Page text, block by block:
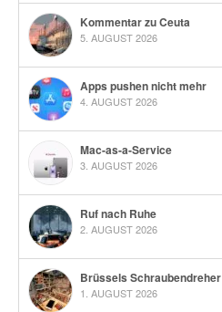
Kommentar zu Ceuta
5. AUGUST 2026
Apps pushen nicht mehr
4. AUGUST 2026
Mac-as-a-Service
3. AUGUST 2026
Ruf nach Ruhe
2. AUGUST 2026
Brüssels Schraubendreher
1. AUGUST 2026